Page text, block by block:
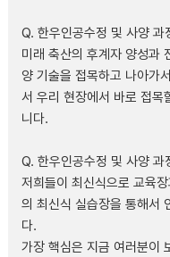
Q. 한우인공수정 및 사양
미래 축산의 후계자 양성과
양 기술을 접목하고 나아가
서 우리 현장에서 바로 접목
니다.
Q. 한우인공수정 및 사양
저희들이 최신식으로 교육
의 최신식 실습장을 통해서
다.
가장 핵심은 지금 여러분이